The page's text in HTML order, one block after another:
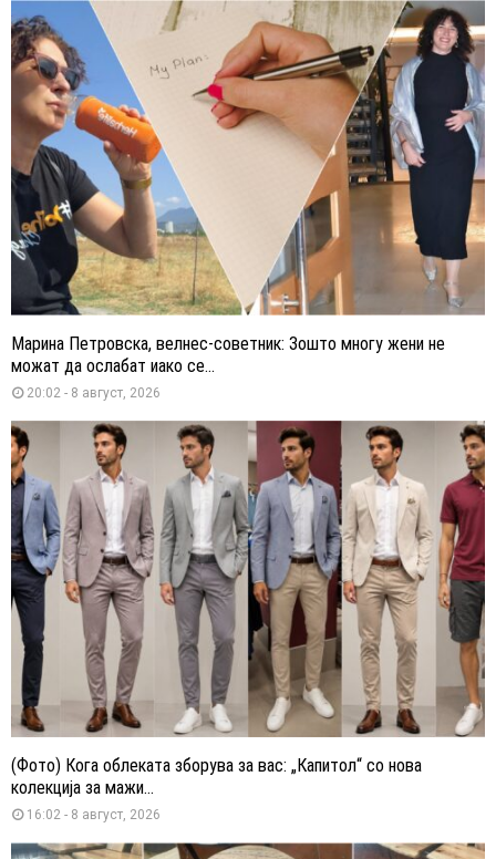
Марина Петровска, велнес-советник: Зошто многу жени не
можат да ослабат иако се...
20:02 - 8 август, 2026
(Фото) Кога облеката зборува за вас: „Капитол“ со нова
колекција за мажи...
16:02 - 8 август, 2026